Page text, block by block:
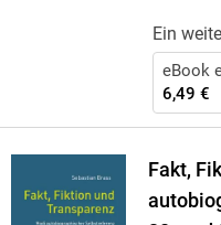
Ein
eBook
6,49 €
Fakt,